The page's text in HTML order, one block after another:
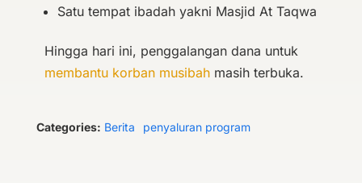
Satu tempat ibadah yakni Masjid At Taqwa
Hingga hari ini, penggalangan dana untuk
membantu korban musibahmasih terbuka.
Categories: Berita penyaluran program